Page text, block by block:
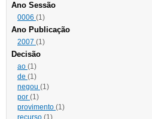
Ano Sessão
0006 (1)
Ano Publicação
2007 (1)
Decisão
ao (1)
de (1)
negou (1)
por (1)
provimento (1)
recurso (1)